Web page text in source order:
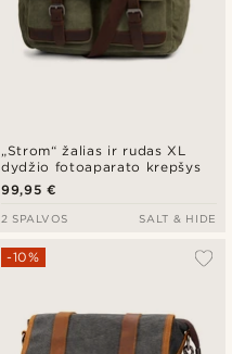
„Strom“ žalias ir rudas XL
dydžio fotoaparato krepšys
99,95 €
2 SPALVOS SALT & HIDE
-10%